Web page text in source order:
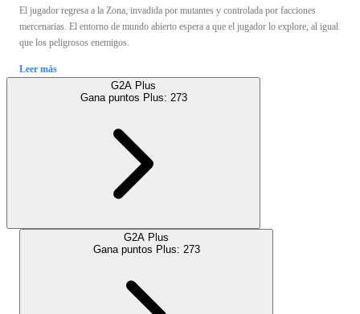
El jugador regresa a la Zona, invadida por mutantes y controlada por facciones
mercenarias. El entorno de mundo abierto espera a que el jugador lo explore, al igual
que los peligrosos enemigos.
Leer más
G2A Plus
Gana puntos Plus: 273
G2A Plus
Gana puntos Plus: 273